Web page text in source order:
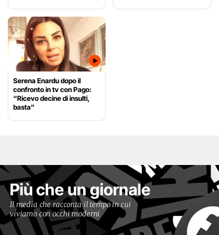
Serena Enardu dopo il
confronto in tv con Pago:
“Ricevo decine di insulti,
basta”
Più che un giornale
Il media che racconta il tempo in cui
viviamo con occhi moderni